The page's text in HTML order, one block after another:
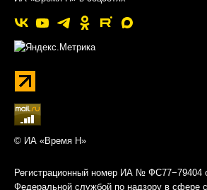
© ИА «Время Н»
Регистрационный номер ИА № ФС77−79404
Федеральной службой по надзору в сфере